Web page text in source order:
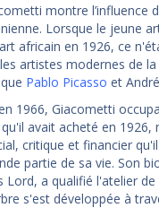
montre l’influence
Lorsque le jeune
africain en 1926, ce
artistes modernes de
Pablo Picasso et
1966, Giacometti
avait acheté en 1926,
critique et financier
partie de sa vie. Son
Lord, a qualifié l'atelier
s'est développée à